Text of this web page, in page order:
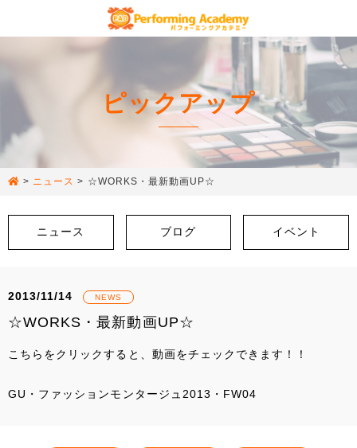
ピックアップ
> ニュース > ☆WORKS・最新動画UP☆
ニュース ブログ イベント
2013/11/14 NEWS
☆WORKS・最新動画UP☆
こちらをクリックすると、動画をチェックできます！！
GU・ファッションモンタージュ2013・FW04